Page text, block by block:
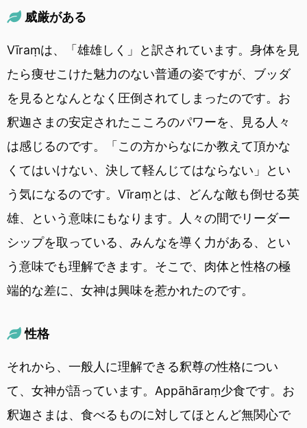
威厳がある
Vīraṃは、「雄雄しく」と訳されています。身体を見
たら痩せこけた魅力のない普通の姿ですが、ブッダ
を見るとなんとなく圧倒されてしまったのです。お
釈迦さまの安定されたこころのパワーを、見る人々
は感じるのです。「この方からなにか教えて頂かな
くてはいけない、決して軽んじてはならない」とい
う気になるのです。Vīraṃとは、どんな敵も倒せる英
雄、という意味にもなります。人々の間でリーダー
シップを取っている、みんなを導く力がある、とい
う意味でも理解できます。そこで、肉体と性格の極
端的な差に、女神は興味を惹かれたのです。
性格
それから、一般人に理解できる釈尊の性格につい
て、女神が語っています。Appāhāraṃ少食です。お
釈迦さまは、食べるものに対してほとんど無関心で